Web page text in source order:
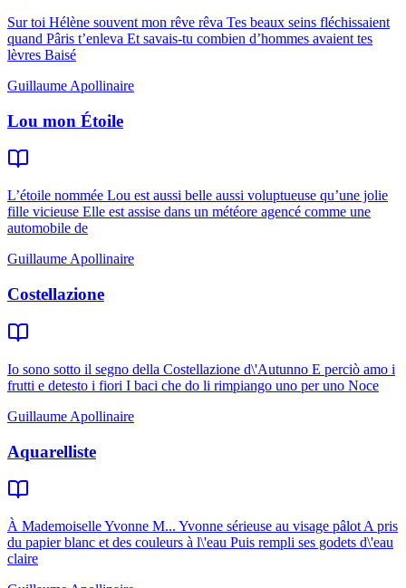
Sur toi Hélène souvent mon rêve rêva Tes beaux seins fléchissaient
quand Pâris t’enleva Et savais-tu combien d’hommes avaient tes
lèvres Baisé
Guillaume Apollinaire
Lou mon Étoile
L’étoile nommée Lou est aussi belle aussi voluptueuse qu’une jolie
fille vicieuse Elle est assise dans un météore agencé comme une
automobile de
Guillaume Apollinaire
Costellazione
Io sono sotto il segno della Costellazione d\'Autunno E perciò amo i
frutti e detesto i fiori I baci che do li rimpiango uno per uno Noce
Guillaume Apollinaire
Aquarelliste
À Mademoiselle Yvonne M... Yvonne sérieuse au visage pâlot A pris
du papier blanc et des couleurs à l\'eau Puis rempli ses godets d\'eau
claire